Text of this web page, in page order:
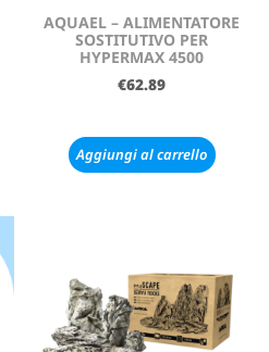
AQUAEL – ALIMENTATORE
SOSTITUTIVO PER
HYPERMAX 4500
€62.89
Aggiungi al carrello